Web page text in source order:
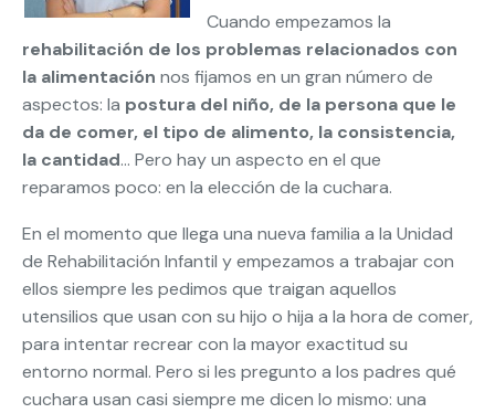
Cuando empezamos la
rehabilitación de los problemas relacionados con
la alimentación nos fijamos en un gran número de
aspectos: la postura del niño, de la persona que le
da de comer, el tipo de alimento, la consistencia,
la cantidad… Pero hay un aspecto en el que
reparamos poco: en la elección de la cuchara.
En el momento que llega una nueva familia a la Unidad
de Rehabilitación Infantil y empezamos a trabajar con
ellos siempre les pedimos que traigan aquellos
utensilios que usan con su hijo o hija a la hora de comer,
para intentar recrear con la mayor exactitud su
entorno normal. Pero si les pregunto a los padres qué
cuchara usan casi siempre me dicen lo mismo: una